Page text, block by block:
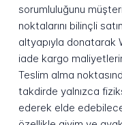
sorumluluğunu
noktalarını bilinçli
altyapıyla donatarak
iade kargo
Teslim alma
takdirde yalnızca
ederek elde